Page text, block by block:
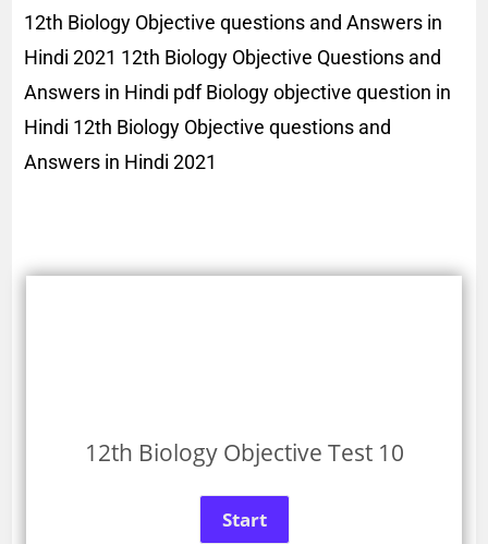
12th Biology Objective questions and Answers in
Hindi 2021 12th Biology Objective Questions and
Answers in Hindi pdf Biology objective question in
Hindi 12th Biology Objective questions and
Answers in Hindi 2021
12th Biology Objective Test 10